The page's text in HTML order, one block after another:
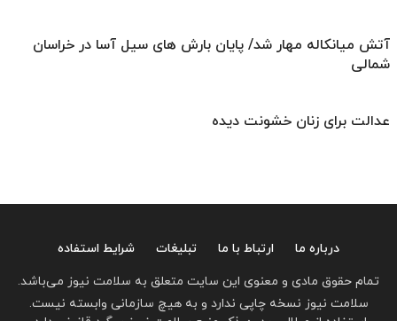
آتش میانکاله مهار شد/ پایان بارش های سیل آسا در خراسان
شمالی
عدالت برای زنان خشونت دیده
درباره ما ارتباط با ما تبلیغات
شرایط استفاده
تمام حقوق مادی و معنوی این سایت متعلق به سلامت نیوز می‌باشد.
سلامت نیوز نسخه چاپی ندارد و به هیچ سازمانی وابسته نیست.